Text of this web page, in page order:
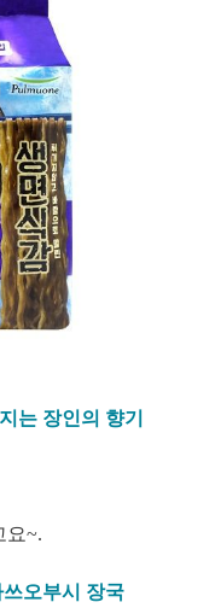
는 장인의 향기
요~.
오부시 장국